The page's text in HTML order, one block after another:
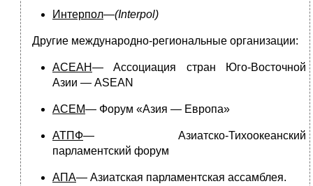
Интерпол—(Interpol)
Другие международно-региональные организации:
АСЕАН— Ассоциация стран Юго-Восточной
Азии — ASEAN
АСЕМ— Форум «Азия — Европа»
АТПФ— Азиатско-Тихоокеанский
парламентский форум
АПА— Азиатская парламентская ассамблея.